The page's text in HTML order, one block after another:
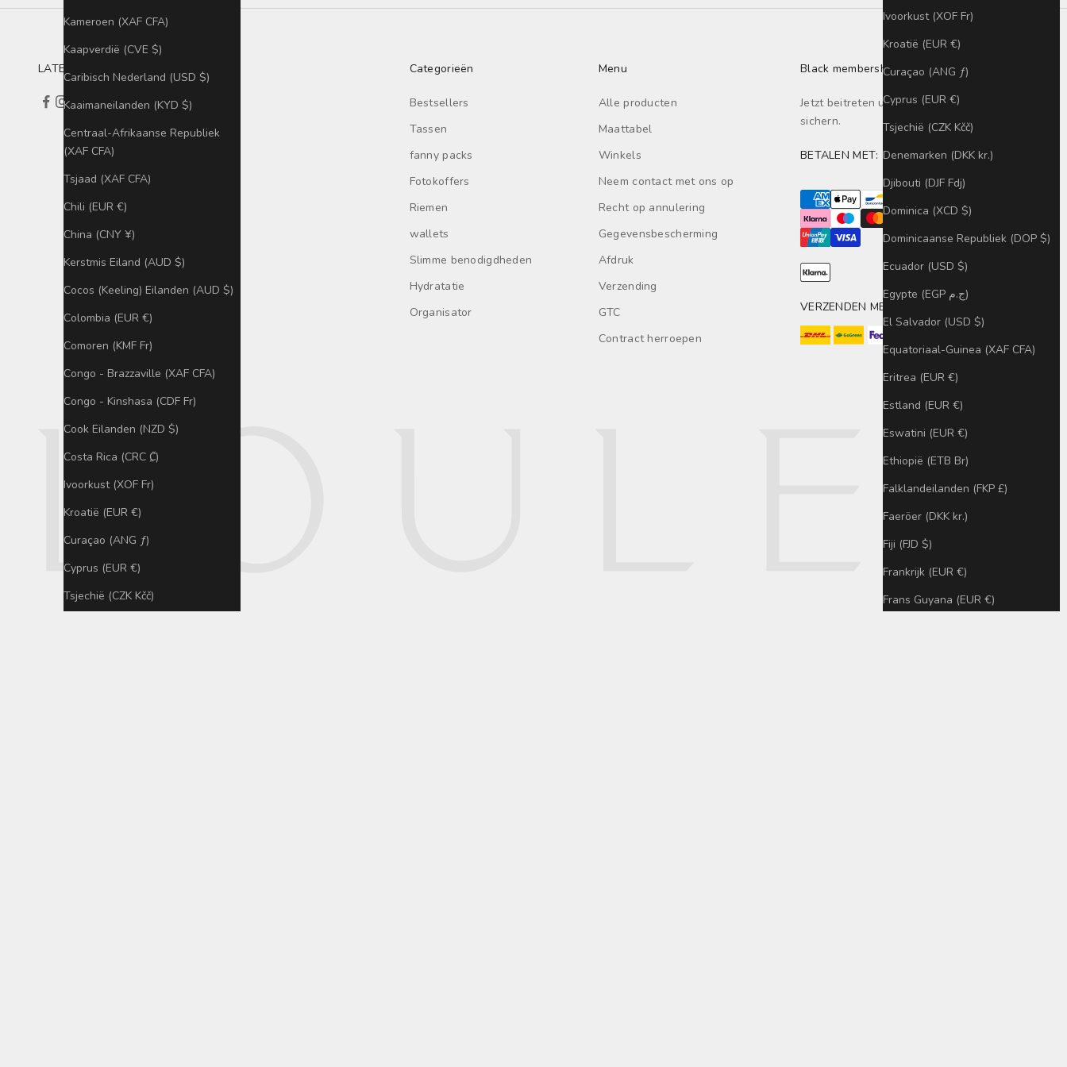
Ivoorkust (XOF Fr)
Kroatië (EUR €)
Curaçao (ANG ƒ)
Cyprus (EUR €)
Tsjechië (CZK Kčč)
Denemarken (DKK kr.)
Djibouti (DJF Fdj)
Dominica (XCD $)
Dominicaanse Republiek (DOP $)
Ecuador (USD $)
Egypte (EGP ج.م)
El Salvador (USD $)
Equatoriaal-Guinea (XAF CFA)
Eritrea (EUR €)
Estland (EUR €)
Eswatini (EUR €)
Ethiopië (ETB Br)
Falklandeilanden (FKP £)
Faeröer (DKK kr.)
Fiji (FJD $)
Frankrijk (EUR €)
Frans Guyana (EUR €)
Kameroen (XAF CFA)
Kaapverdië (CVE $)
Caribisch Nederland (USD $)
Kaaimaneilanden (KYD $)
Centraal-Afrikaanse Republiek
(XAF CFA)
Tsjaad (XAF CFA)
Chili (EUR €)
China (CNY ¥)
Kerstmis Eiland (AUD $)
Cocos (Keeling) Eilanden (AUD $)
Colombia (EUR €)
Comoren (KMF Fr)
Congo - Brazzaville (XAF CFA)
Congo - Kinshasa (CDF Fr)
Cook Eilanden (NZD $)
Costa Rica (CRC ₡)
Ivoorkust (XOF Fr)
Kroatië (EUR €)
Curaçao (ANG ƒ)
Cyprus (EUR €)
Tsjechië (CZK Kčč)
LATEN WE SAMENKOMEN Categorieën
Bestsellers
Tassen
fanny packs
Fotokoffers
Riemen
wallets
Slimme benodigdheden
Hydratatie
Organisator
Menu
Alle producten
Maattabel
Winkels
Neem contact met ons op
Recht op annulering
Gegevensbescherming
Afdruk
Verzending
GTC
Contract herroepen
Black membership
Jetzt beitreten und exklusiveVorteile
sichern.
BETALEN MET:
VERZENDEN MET: